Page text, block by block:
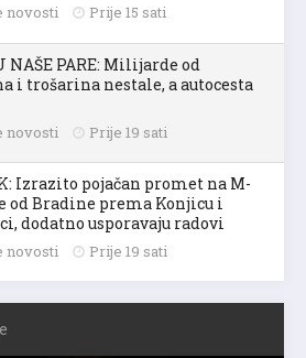
novosti Prije 15 sati
NAŠE PARE: Milijarde od
i trošarina nestale, a autocesta
novosti Prije 19 sati
Izrazito pojačan promet na M-
od Bradine prema Konjicu i
dodatno usporavaju radovi
novosti Prije 19 sati